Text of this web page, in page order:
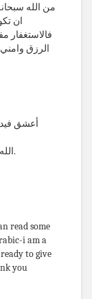
من الله
ان
فالاستغفار
الرزق
أعشق
الله يوفقكم، و بانتظار الجديد، إن شاء الله.
read some
i am a
to give
you